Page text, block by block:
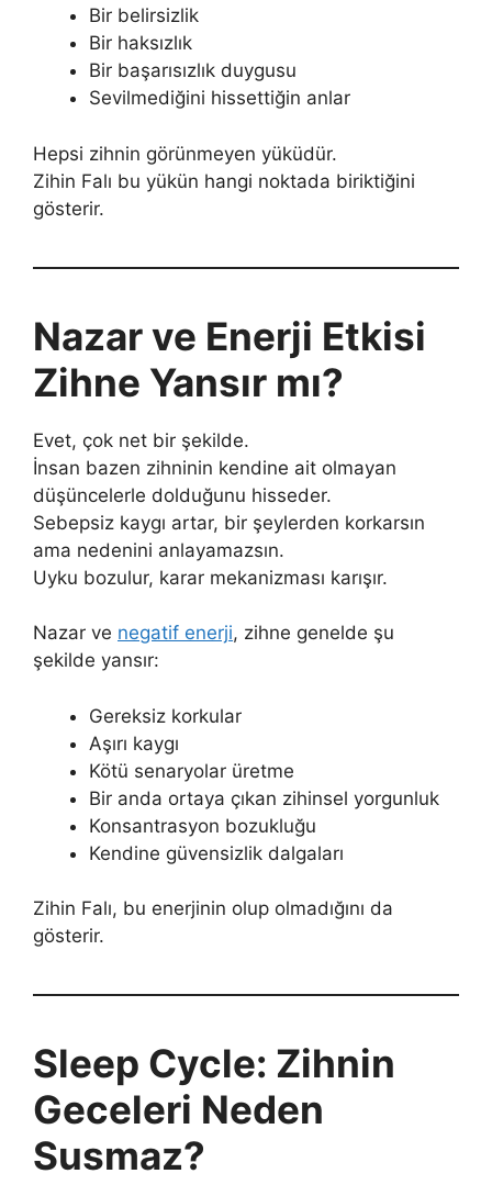
Bir belirsizlik
Bir haksızlık
Bir başarısızlık duygusu
Sevilmediğini hissettiğin anlar
Hepsi zihnin görünmeyen yüküdür.
Zihin Falı bu yükün hangi noktada biriktiğini
gösterir.
Nazar ve Enerji Etkisi
Zihne Yansır mı?
Evet, çok net bir şekilde.
İnsan bazen zihninin kendine ait olmayan
düşüncelerle dolduğunu hisseder.
Sebepsiz kaygı artar, bir şeylerden korkarsın
ama nedenini anlayamazsın.
Uyku bozulur, karar mekanizması karışır.
Nazar ve negatif enerji, zihne genelde şu
şekilde yansır:
Gereksiz korkular
Aşırı kaygı
Kötü senaryolar üretme
Bir anda ortaya çıkan zihinsel yorgunluk
Konsantrasyon bozukluğu
Kendine güvensizlik dalgaları
Zihin Falı, bu enerjinin olup olmadığını da
gösterir.
Sleep Cycle: Zihnin
Geceleri Neden
Susmaz?